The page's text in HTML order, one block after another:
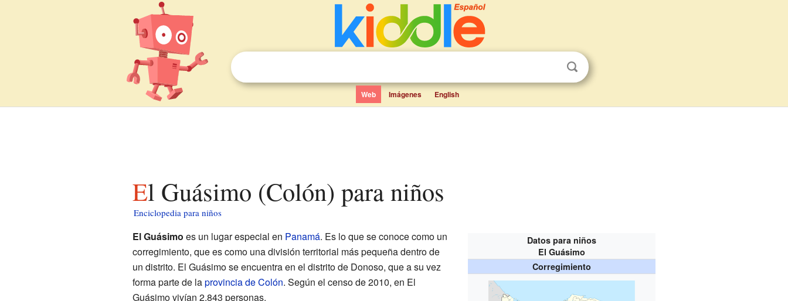
Web Imágenes English
El Guásimo (Colón) para niños
Enciclopedia para niños
Datos para niños
El Guásimo
Corregimiento
El Guásimo es un lugar especial en Panamá. Es lo que se conoce como un
corregimiento, que es como una división territorial más pequeña dentro de
un distrito. El Guásimo se encuentra en el distrito de Donoso, que a su vez
forma parte de laprovincia de Colón. Según el censo de 2010, en El
Guásimo vivían 2.843 personas.